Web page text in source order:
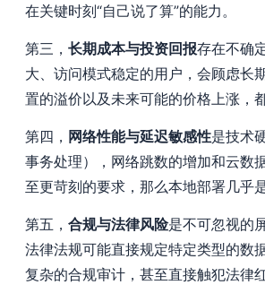
在关键时刻“自己说了算”的能力。
第三， 长期成本与投资回报存在不确
大、访问模式稳定的用户，会顾虑长
置的溢价以及未来可能的价格上涨，
第四， 网络性能与延迟敏感性是技术
事务处理），网络跳数的增加和云数
至更苛刻的要求，那么本地部署几乎
第五， 合规与法律风险是不可忽视的
法律法规可能直接规定特定类型的数
复杂的合规审计，甚至直接触犯法律